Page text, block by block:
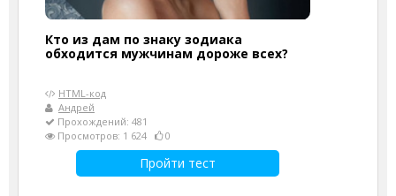
Кто из дам по знаку зодиака
обходится мужчинам дороже всех?
HTML-код
Андрей
Прохождений: 481
Просмотров: 1 624
0
Пройти тест